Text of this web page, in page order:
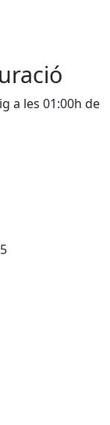
a les 01:00h de